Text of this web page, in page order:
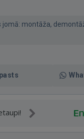
jomā: montāža,